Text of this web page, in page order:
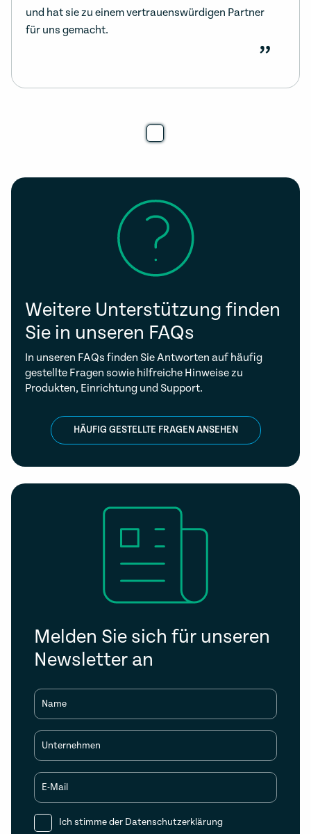
und hat sie zu einem vertrauenswürdigen Partner
für uns gemacht.
”
Weitere Unterstützung finden
Sie in unseren FAQs
In unseren FAQs finden Sie Antworten auf häufig
gestellte Fragen sowie hilfreiche Hinweise zu
Produkten, Einrichtung und Support.
HÄUFIG GESTELLTE FRAGEN ANSEHEN
Melden Sie sich für unseren
Newsletter an
Name
Unternehmen
E-Mail
Ich stimme der Datenschutzerklärung